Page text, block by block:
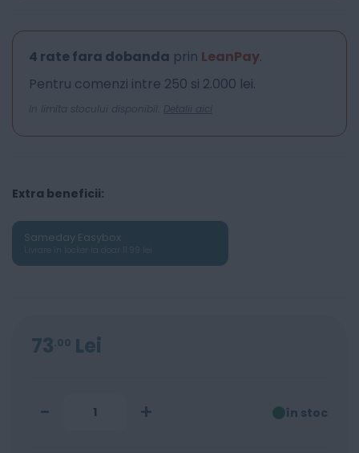
4 rate fara dobanda prin LeanPay.
Pentru comenzi intre 250 si 2.000 lei.
In limita stocului disponibil. Detalii aici
Extra beneficii:
Sameday Easybox
73 00 Lei
- + în stoc